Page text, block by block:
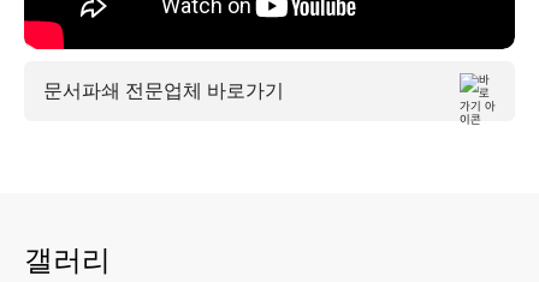
문서파쇄 전문업체 바로가기
갤러리